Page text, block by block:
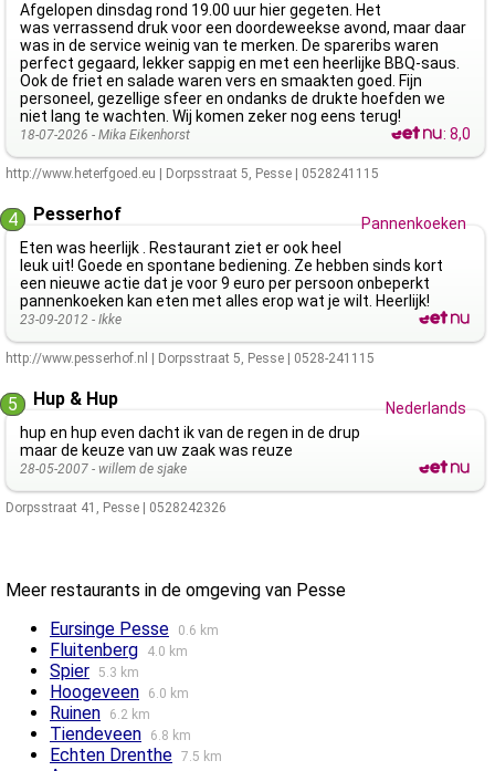
Afgelopen dinsdag rond 19.00 uur hier gegeten. Het
was verrassend druk voor een doordeweekse avond, maar daar
was in de service weinig van te merken. De spareribs waren
perfect gegaard, lekker sappig en met een heerlijke BBQ-saus.
Ook de friet en salade waren vers en smaakten goed. Fijn
personeel, gezellige sfeer en ondanks de drukte hoefden we
niet lang te wachten. Wij komen zeker nog eens terug!
18-07-2026 - Mika Eikenhorst :8,0
http://www.heterfgoed.eu Dorpsstraat 5, Pesse 0528241115
4 Pesserhof
Pannenkoeken
Eten was heerlijk . Restaurant ziet er ook heel
leuk uit! Goede en spontane bediening. Ze hebben sinds kort
een nieuwe actie dat je voor 9 euro per persoon onbeperkt
pannenkoeken kan eten met alles erop wat je wilt. Heerlijk!
23-09-2012 - Ikke
http://www.pesserhof.nl Dorpsstraat 5, Pesse 0528-241115
5 Hup & Hup
Nederlands
hup en hup even dacht ik van de regen in de drup
maar de keuze van uw zaak was reuze
28-05-2007 - willem de sjake
Dorpsstraat 41 , Pesse 0528242326
Meer restaurants in de omgeving van Pesse
Eursinge Pesse
0.6 km
Fluitenberg 4.0 km
Spier 5.3 km
Hoogeveen 6.0 km
Ruinen 6.2 km
Tiendeveen 6.8 km
Echten Drenthe 7.5 km